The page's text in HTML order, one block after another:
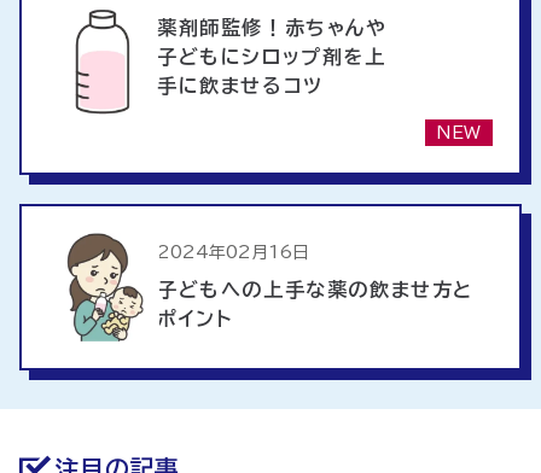
薬剤師監修！赤ちゃんや
子どもにシロップ剤を上
手に飲ませるコツ
NEW
子どもへの上手な薬の飲ませ方と
ポイント
2024年02月16日
注目の記事